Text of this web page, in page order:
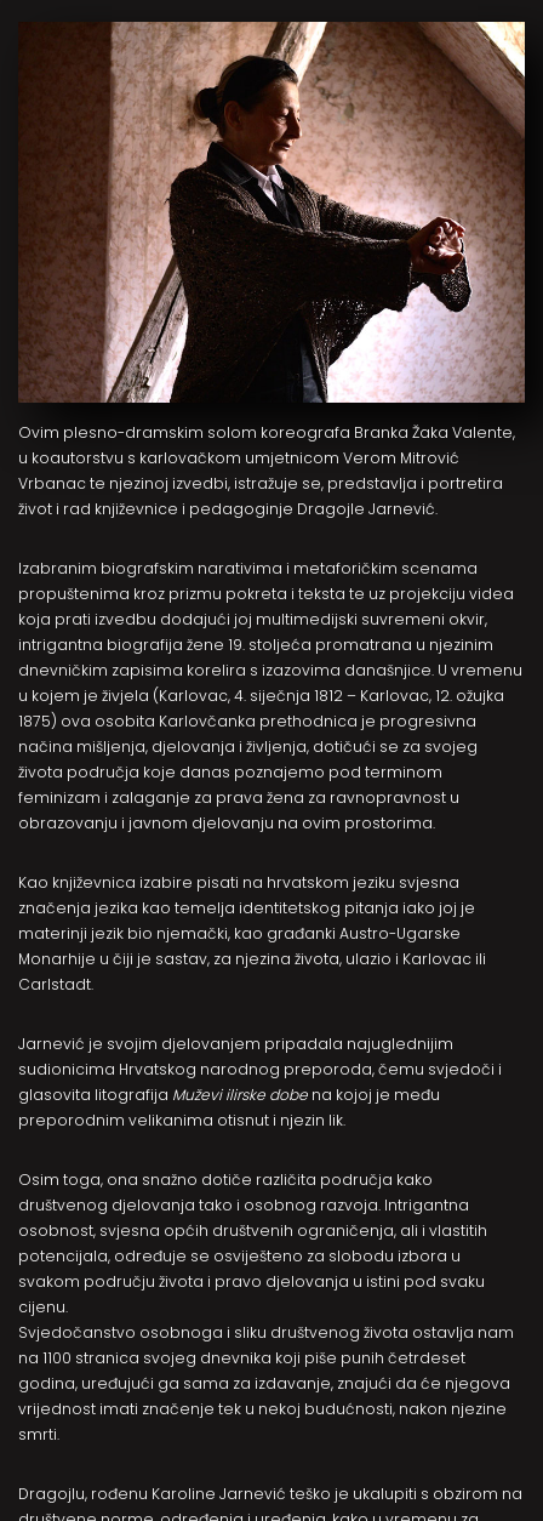
Ovim plesno-dramskim solom koreografa Branka Žaka Valente,
u koautorstvu s karlovačkom umjetnicom Verom Mitrović
Vrbanac te njezinoj izvedbi, istražuje se, predstavlja i portretira
život i rad književnice i pedagoginje Dragojle Jarnević.
Izabranim biografskim narativima i metaforičkim scenama
propuštenima kroz prizmu pokreta i teksta te uz projekciju videa
koja prati izvedbu dodajući joj multimedijski suvremeni okvir,
intrigantna biografija žene 19. stoljeća promatrana u njezinim
dnevničkim zapisima korelira s izazovima današnjice. U vremenu
u kojem je živjela (Karlovac, 4. siječnja 1812 – Karlovac, 12. ožujka
1875) ova osobita Karlovčanka prethodnica je progresivna
načina mišljenja, djelovanja i življenja, dotičući se za svojeg
života područja koje danas poznajemo pod terminom
feminizam i zalaganje za prava žena za ravnopravnost u
obrazovanju i javnom djelovanju na ovim prostorima.
Kao književnica izabire pisati na hrvatskom jeziku svjesna
značenja jezika kao temelja identitetskog pitanja iako joj je
materinji jezik bio njemački, kao građanki Austro-Ugarske
Monarhije u čiji je sastav, za njezina života, ulazio i Karlovac ili
Carlstadt.
Jarnević je svojim djelovanjem pripadala najuglednijim
sudionicima Hrvatskog narodnog preporoda, čemu svjedoči i
glasovita litografija Muževi ilirske dobe na kojoj je među
preporodnim velikanima otisnut i njezin lik.
Osim toga, ona snažno dotiče različita područja kako
društvenog djelovanja tako i osobnog razvoja. Intrigantna
osobnost, svjesna općih društvenih ograničenja, ali i vlastitih
potencijala, određuje se osviješteno za slobodu izbora u
svakom području života i pravo djelovanja u istini pod svaku
cijenu.
Svjedočanstvo osobnoga i sliku društvenog života ostavlja nam
na 1100 stranica svojeg dnevnika koji piše punih četrdeset
godina, uređujući ga sama za izdavanje, znajući da će njegova
vrijednost imati značenje tek u nekoj budućnosti, nakon njezine
smrti.
Dragojlu, rođenu Karoline Jarnević teško je ukalupiti s obzirom na